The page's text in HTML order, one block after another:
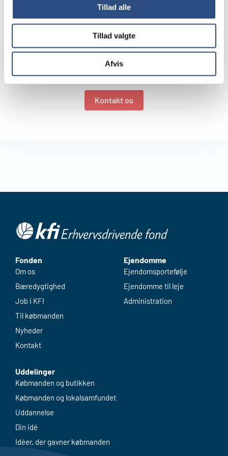
Tillad alle
Tillad valgte
Afvis
Henvendelser omkring leje
af ejendomme kan ske til
Kontakt os
Fonden
Om os
Bæredygtighed
Job i KFI
Til købmanden
Nyheder
Kontakt
Uddelinger
Købmanden og butikken
Købmanden og lokalsamfundet
Uddannelse
Din idé
Idéer, der gavner købmanden
Ejendomme
Ejendomsportefølje
Ejendomme til leje
Administration